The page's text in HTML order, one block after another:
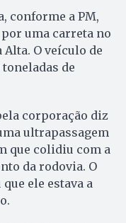
conforme a PM,
uma carreta no
Alta. O veículo de
de
corporação diz
ultrapassagem
que colidiu com a
da rodovia. O
ele estava a